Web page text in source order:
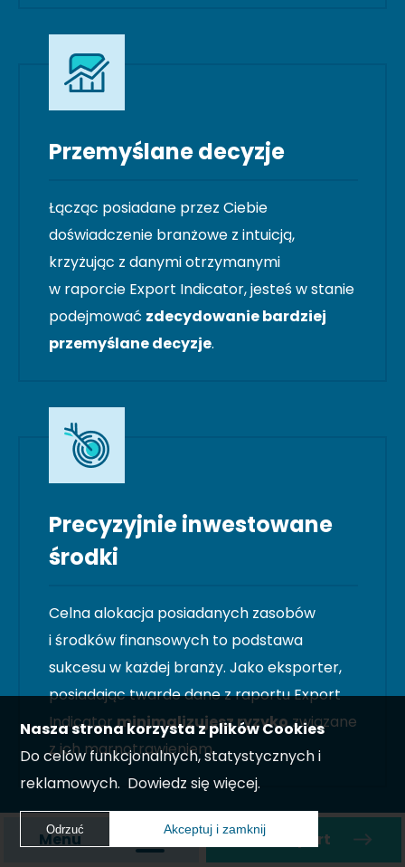
Przemyślane decyzje
Łącząc posiadane przez Ciebie
doświadczenie branżowe z intuicją,
krzyżując z danymi otrzymanymi
w raporcie Export Indicator, jesteś w stanie
podejmować zdecydowanie bardziej
przemyślane decyzje.
Precyzyjnie inwestowane
środki
Celna alokacja posiadanych zasobów
i środków finansowych to podstawa
sukcesu w każdej branży. Jako eksporter,
posiadając twarde dane z raportu Export
Indicatorminimalizujesz ryzykozwiązane
z ich marnotrawieniem.
Menu Zamów raport
Nasza strona korzysta z plików Cookies
Do celów funkcjonalnych, statystycznych i
reklamowych. Dowiedz się więcej.
Odrzuć Akceptuj i zamknij
Akceptuj i zamknij